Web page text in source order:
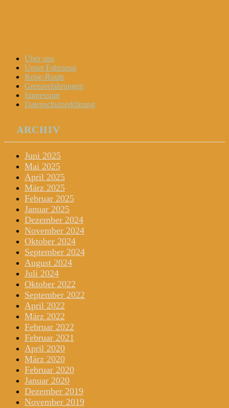
Menu
Widgets
Search
Skip
content
Über uns
Unser Fahrzeug
Reise-Route
Grenzerfahrungen
Impressum
Datenschutzerklärung
ARCHIV
Juni 2025
Mai 2025
April 2025
März 2025
Februar 2025
Januar 2025
Dezember 2024
November 2024
Oktober 2024
September 2024
August 2024
Juli 2024
Oktober 2022
September 2022
April 2022
März 2022
Februar 2022
Februar 2021
April 2020
März 2020
Februar 2020
Januar 2020
Dezember 2019
November 2019